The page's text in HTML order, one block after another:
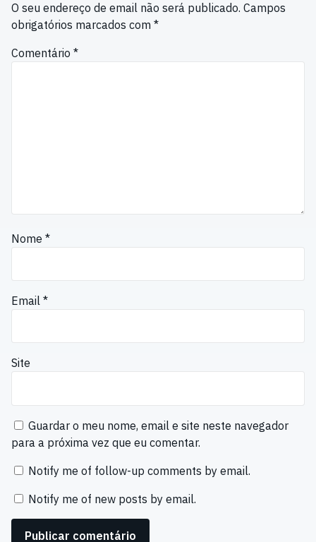
O seu endereço de email não será publicado. Campos
obrigatórios marcados com *
Comentário *
Nome *
Email *
Site
Guardar o meu nome, email e site neste navegador
para a próxima vez que eu comentar.
Notify me of follow-up comments by email.
Notify me of new posts by email.